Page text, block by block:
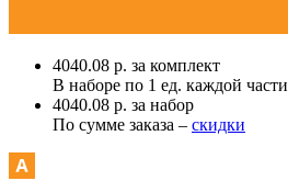
4040.08 р. за комплект
В наборе по 1 ед. каждой части
4040.08 р. за набор
По сумме заказа – скидки